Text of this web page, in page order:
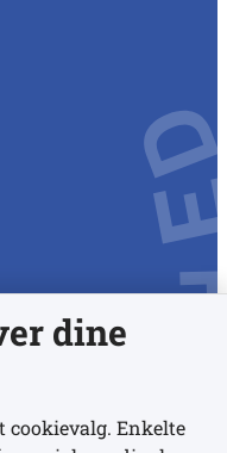
dine
cookievalg. Enkelte